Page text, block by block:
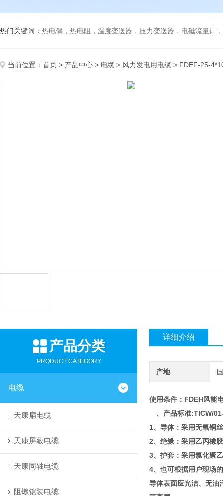
热门关键词： 热电偶，热电阻，温度变送器，压力变送器，电磁流量计，
当前位置： 首页 > 产品中心 > 电缆 > 风力发电用电缆 > FDEF-25-
产品分类
PRODUCT CATEGORY
电缆
天康扁电缆
天康屏蔽电缆
天康同轴电缆
阻燃铠装电缆
详细介绍
产地
使用条件： FDEH风能
、产品标准:TICW/
1、导体：采用无氧铜
2、绝缘：采用乙丙橡
3、护套：采用氯化聚
4、也可根据用户现场
导体表面应光洁、无